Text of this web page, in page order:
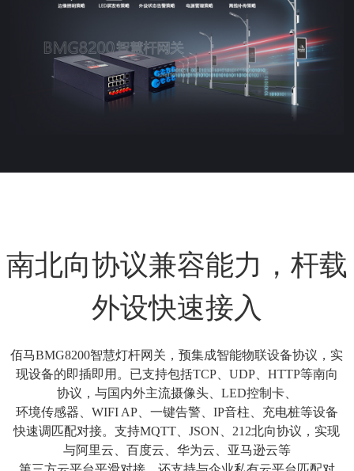
南北向协议兼容能力，杆载
外设快速接入
佰马BMG8200智慧灯杆网关，预集成智能物联设备协议，实
现设备的即插即用。已支持包括TCP、UDP、HTTP等南向
协议，与国内外主流摄像头、LED控制卡、
环境传感器、WIFI AP、一键告警、IP音柱、充电桩等设备
快速调匹配对接。支持MQTT、JSON、212北向协议，实现
与阿里云、百度云、华为云、亚马逊云等